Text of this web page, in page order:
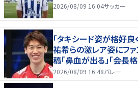
2026/08/09 16:04サッカー
「タキシード姿が格好
祐希らの激レア姿にフ
稿「鼻血が出る」「会
好いい」
2026/08/09 16:48バレー